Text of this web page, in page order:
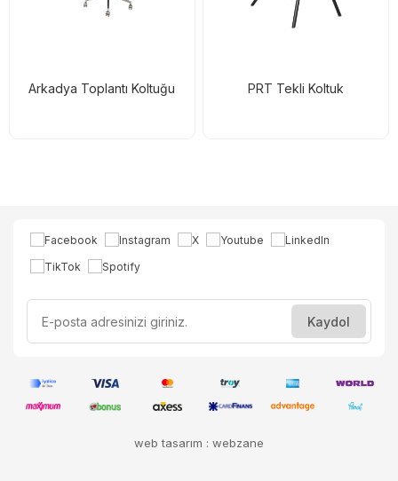
Arkadya Toplantı Koltuğu PRT Tekli Koltuk
web tasarım : webzane